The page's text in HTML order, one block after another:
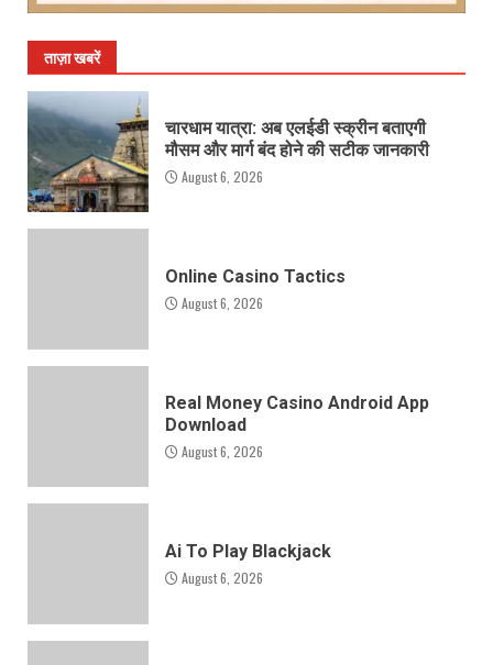
ताज़ा खबरें
चारधाम यात्रा: अब एलईडी स्क्रीन बताएगी
मौसम और मार्ग बंद होने की सटीक जानकारी
August 6, 2026
Online Casino Tactics
August 6, 2026
Real Money Casino Android App
Download
August 6, 2026
Ai To Play Blackjack
August 6, 2026